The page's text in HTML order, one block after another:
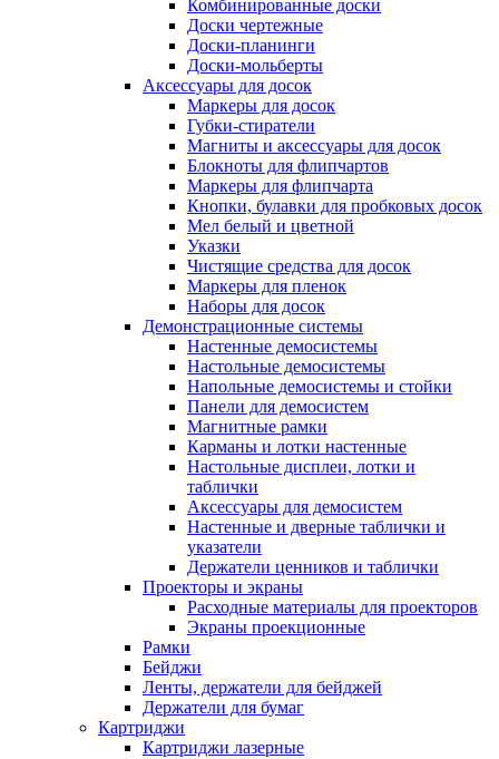
Комбинированные доски
Доски чертежные
Доски-планинги
Доски-мольберты
Аксессуары для досок
Маркеры для досок
Губки-стиратели
Магниты и аксессуары для досок
Блокноты для флипчартов
Маркеры для флипчарта
Кнопки, булавки для пробковых досок
Мел белый и цветной
Указки
Чистящие средства для досок
Маркеры для пленок
Наборы для досок
Демонстрационные системы
Настенные демосистемы
Настольные демосистемы
Напольные демосистемы и стойки
Панели для демосистем
Магнитные рамки
Карманы и лотки настенные
Настольные дисплеи, лотки и
таблички
Аксессуары для демосистем
Настенные и дверные таблички и
указатели
Держатели ценников и таблички
Проекторы и экраны
Расходные материалы для проекторов
Экраны проекционные
Рамки
Бейджи
Ленты, держатели для бейджей
Держатели для бумаг
Картриджи
Картриджи лазерные